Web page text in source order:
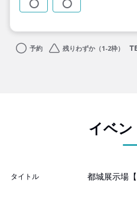
予約 残りわずか（1-2枠）
イベン
タイトル 都城展示場